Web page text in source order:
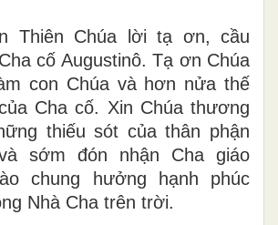
Thiên Chúa lời tạ ơn, cầu
cố Augustinô. Tạ ơn Chúa
con Chúa và hơn nửa thế
Cha cố. Xin Chúa thương
thiếu sót của thân phận
sớm đón nhận Cha giáo
chung hưởng hạnh phúc
Nhà Cha trên trời.